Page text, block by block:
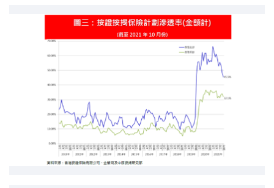
按市新闻
统计数据库
按揭快趣智识
楼按专栏